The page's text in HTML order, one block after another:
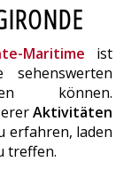
Maritime ist
können.
Aktivitäten
erfahren, laden
treffen.